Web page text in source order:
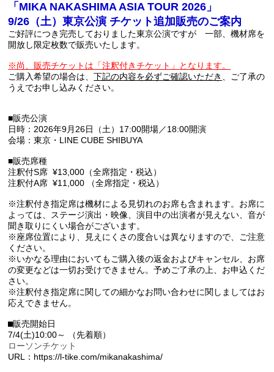
「MIKA NAKASHIMA ASIA TOUR 2026」
9/26（土）東京公演 チケット追加販売のご案内
ご好評につき完売しておりました東京公演ですが 一部、機材席を
開放し限定枚数で販売いたします。
※尚、販売チケットは「注釈付きチケット」となります。
ご購入希望の場合は、下記の内容を必ずご確認いただき
、ご了承の
うえでお申し込みください。
■販売公演
日時：2026年9月26日（土）17:00開場／18:00開演
会場：東京・LINE CUBE SHIBUYA
■販売席種
注釈付S席 ¥13,000（全席指定・税込）
注釈付A席 ¥11,000 （全席指定・税込）
※注釈付き指定席は機材による見切れのお席も含まれます。お席に
よっては、ステージ演出・映像、演⽬中の出演者が⾒えない、音が
聞き取りにくい場合がございます。
※座席位置により、見えにくさの度合いは異なりますので、ご注意
ください。
※いかなる理由においてもご購入後の返金およびキャンセル、お席
の変更などは一切お受けできません。予めご了承の上、お申込くだ
さい。
※注釈付き指定席に関しての細かなお問い合わせに関しましてはお
応えできません。
⬛︎販売開始日
7/4(土)10:00～ （先着順）
ローソンチケット
URL：https://l-tike.com/mikanakashima/